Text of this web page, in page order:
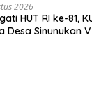
2026
HUT RI ke-81,
Desa Sinunukan